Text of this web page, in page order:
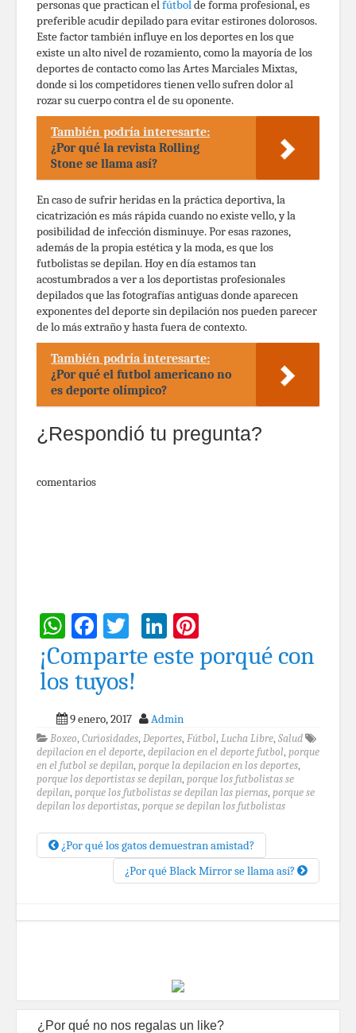
personas que practican elfútbolde forma profesional, es
preferible acudir depilado para evitar estirones dolorosos.
Este factor también influye en los deportes en los que
existe un alto nivel de rozamiento, como la mayoría de los
deportes de contacto como las Artes Marciales Mixtas,
donde si los competidores tienen vello sufren dolor al
rozar su cuerpo contra el de su oponente.
También podría interesarte:
¿Por qué la revista Rolling
Stone se llama así?
En caso de sufrir heridas en la práctica deportiva, la
cicatrización es más rápida cuando no existe vello, y la
posibilidad de infección disminuye. Por esas razones,
además de la propia estética y la moda, es que los
futbolistas se depilan. Hoy en día estamos tan
acostumbrados a ver a los deportistas profesionales
depilados que las fotografías antiguas donde aparecen
exponentes del deporte sin depilación nos pueden parecer
de lo más extraño y hasta fuera de contexto.
También podría interesarte:
¿Por qué el futbol americano no
es deporte olímpico?
¿Respondió tu pregunta?
comentarios
WhatsApp
Facebook
TwitterLinkedIn
¡Comparte este porqué con
los tuyos!
9 enero, 2017 Admin
Boxeo, Curiosidades, Deportes, Fútbol, Lucha Libre, Salud
depilacion en el deporte, depilacion en el deporte futbol, porque
en el futbol se depilan, porque la depilacion en los deportes,
porque los deportistas se depilan, porque los futbolistas se
depilan, porque los futbolistas se depilan las piernas, porque se
depilan los deportistas, porque se depilan los futbolistas
¿Por qué los gatos demuestran amistad?
¿Por qué Black Mirror se llama así?
¿Por qué no nos regalas un like?